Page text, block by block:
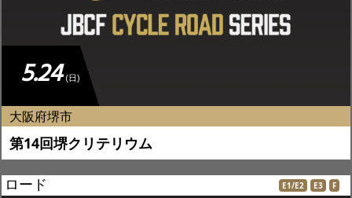
5.24 (日)
大阪府堺市
第14回堺クリテリウム
ロード E1/E2 E3 F